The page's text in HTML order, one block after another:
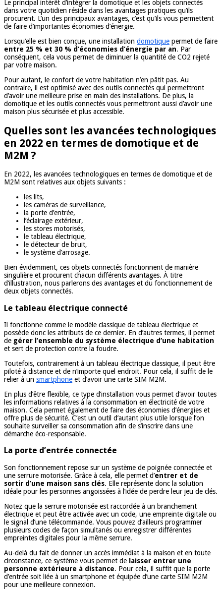
Le principal intérêt d’intégrer la domotique et les objets connectés
dans votre quotidien réside dans les avantages pratiques qu’ils
procurent. L’un des principaux avantages, c’est qu’ils vous permettent
de faire d’importantes économies d’énergie.
Lorsqu’elle est bien conçue, une installation domotique permet de faire
entre 25 % et 30 % d’économies d’énergie par an. Par
conséquent, cela vous permet de diminuer la quantité de CO2 rejeté
par votre maison.
Pour autant, le confort de votre habitation n’en pâtit pas. Au
contraire, il est optimisé avec des outils connectés qui permettront
d’avoir une meilleure prise en main des installations. De plus, la
domotique et les outils connectés vous permettront aussi d’avoir une
maison plus sécurisée et plus accessible.
Quelles sont les avancées technologiques
en 2022 en termes de domotique et de
M2M ?
En 2022, les avancées technologiques en termes de domotique et de
M2M sont relatives aux objets suivants :
les lits,
les caméras de surveillance,
la porte d’entrée,
l’éclairage extérieur,
les stores motorisés,
le tableau électrique,
le détecteur de bruit,
le système d’arrosage.
Bien évidemment, ces objets connectés fonctionnent de manière
singulière et procurent chacun différents avantages. À titre
d’illustration, nous parlerons des avantages et du fonctionnement de
deux objets connectés.
Le tableau électrique connecté
Il fonctionne comme le modèle classique de tableau électrique et
possède donc les attributs de ce dernier. En d’autres termes, il permet
de gérer l’ensemble du système électrique d’une habitation
et sert de protection contre la foudre.
Toutefois, contrairement à un tableau électrique classique, il peut être
piloté à distance et de n’importe quel endroit. Pour cela, il suffit de le
relier à un smartphone et d’avoir une carte SIM M2M.
En plus d’être flexible, ce type d’installation vous permet d’avoir toutes
les informations relatives à la consommation en électricité de votre
maison. Cela permet également de faire des économies d’énergies et
offre plus de sécurité. C’est un outil d’autant plus utile lorsque l’on
souhaite surveiller sa consommation afin de s’inscrire dans une
démarche éco-responsable.
La porte d’entrée connectée
Son fonctionnement repose sur un système de poignée connectée et
une serrure motorisée. Grâce à cela, elle permet d’entrer et de
sortir d’une maison sans clés. Elle représente donc la solution
idéale pour les personnes angoissées à l’idée de perdre leur jeu de clés.
Notez que la serrure motorisée est raccordée à un branchement
électrique et peut être activée avec un code, une empreinte digitale ou
le signal d’une télécommande. Vous pouvez d’ailleurs programmer
plusieurs codes de façon simultanés ou enregistrer différentes
empreintes digitales pour la même serrure.
Au-delà du fait de donner un accès immédiat à la maison et en toute
circonstance, ce système vous permet de laisser entrer une
personne extérieure à distance. Pour cela, il suffit que la porte
d’entrée soit liée à un smartphone et équipée d’une carte SIM M2M
pour une meilleure connexion.